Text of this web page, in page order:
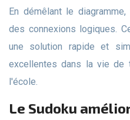
En démêlant le diagramme, vous verrez des modèles et
des connexions logiques.
une solution rapide et
excellentes dans la vie de
l'école.
Le Sudoku